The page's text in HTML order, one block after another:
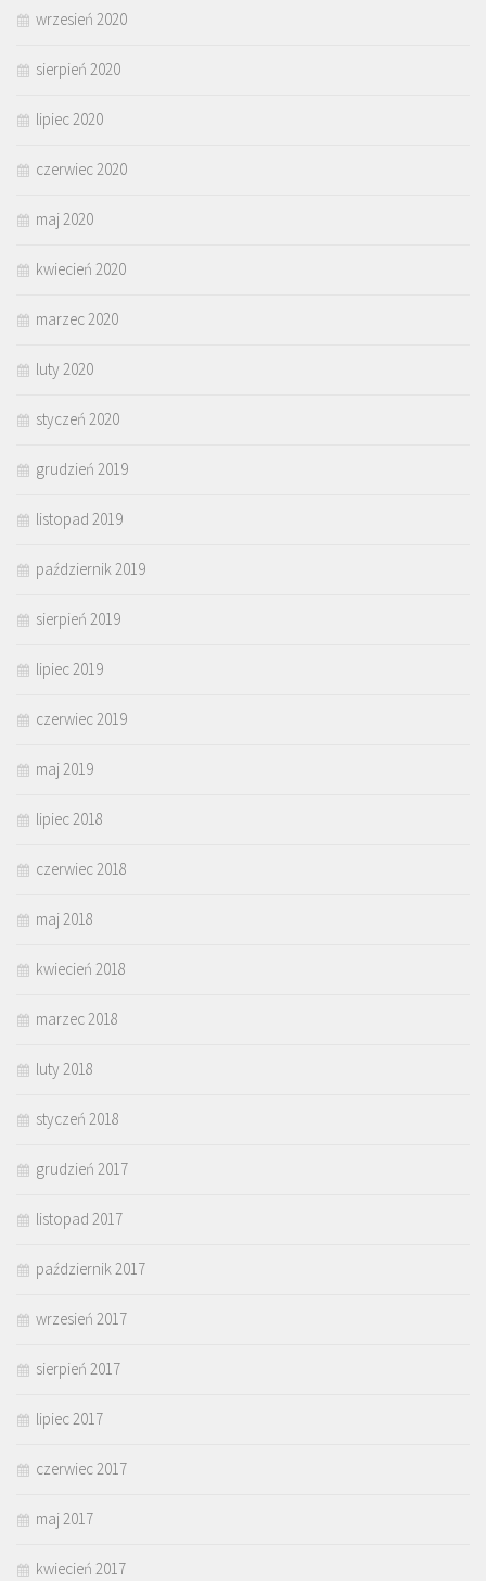
wrzesień 2020
sierpień 2020
lipiec 2020
czerwiec 2020
maj 2020
kwiecień 2020
marzec 2020
luty 2020
styczeń 2020
grudzień 2019
listopad 2019
październik 2019
sierpień 2019
lipiec 2019
czerwiec 2019
maj 2019
lipiec 2018
czerwiec 2018
maj 2018
kwiecień 2018
marzec 2018
luty 2018
styczeń 2018
grudzień 2017
listopad 2017
październik 2017
wrzesień 2017
sierpień 2017
lipiec 2017
czerwiec 2017
maj 2017
kwiecień 2017